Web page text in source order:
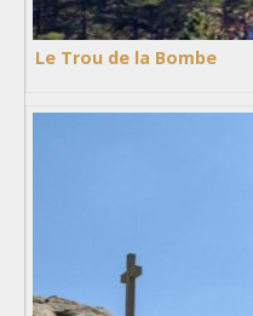
Le Trou de la Bombe